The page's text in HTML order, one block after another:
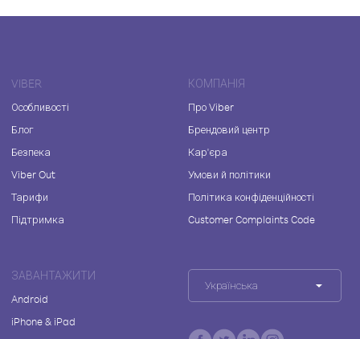
VIBER
Особливості
Блог
Безпека
Viber Out
Тарифи
Підтримка
КОМПАНІЯ
Про Viber
Брендовий центр
Кар'єра
Умови й політики
Політика конфіденційності
Customer Complaints Code
ЗАВАНТАЖИТИ
Android
iPhone & iPad
Українська